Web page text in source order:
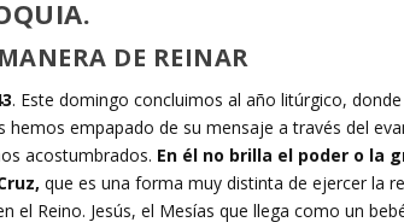
DE REINAR
. Este domingo concluimos al año litúrgico,
hemos empapado de su mensaje a través del
acostumbrados. En él no brilla el poder o la
que es una forma muy distinta de ejercer la
el Reino. Jesús, el Mesías que llega como un